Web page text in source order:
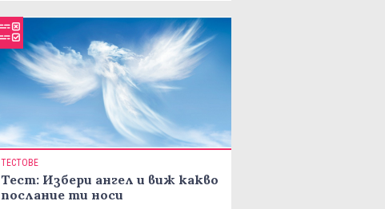
ТЕСТОВЕ
Тест: Избери ангел и виж какво
послание ти носи